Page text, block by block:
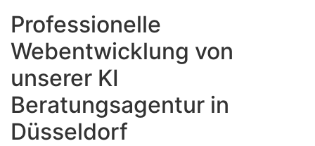
Professionelle
Webentwicklung von
unserer KI
Beratungsagentur in
Düsseldorf